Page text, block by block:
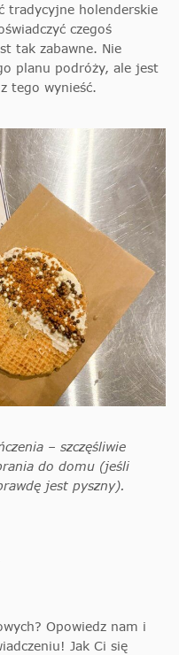
tradycyjne holenderskie
czegoś
tak zabawne. Nie
planu podróży, ale jest
tego wynieść.
– szczęśliwie
do domu (jeśli
jest pyszny).
Opowiedz nam i
Jak Ci się